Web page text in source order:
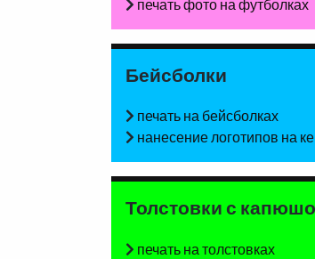
печать фото на футболках
Бейсболки
печать на бейсболках
нанесение логотипов на
Толстовки с
печать на толстовках